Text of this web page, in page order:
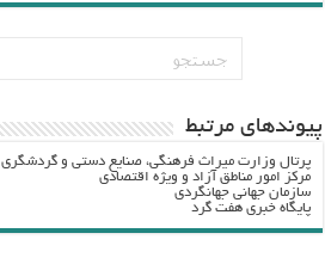
پيوندهاي مرتبط
پرتال وزارت ميراث فرهنگي، صنایع دستی و گردشگري
مرکز امور مناطق آزاد و ویژه اقتصادی
سازمان جهانی جهانگردی
پایگاه خبری هفت گرد